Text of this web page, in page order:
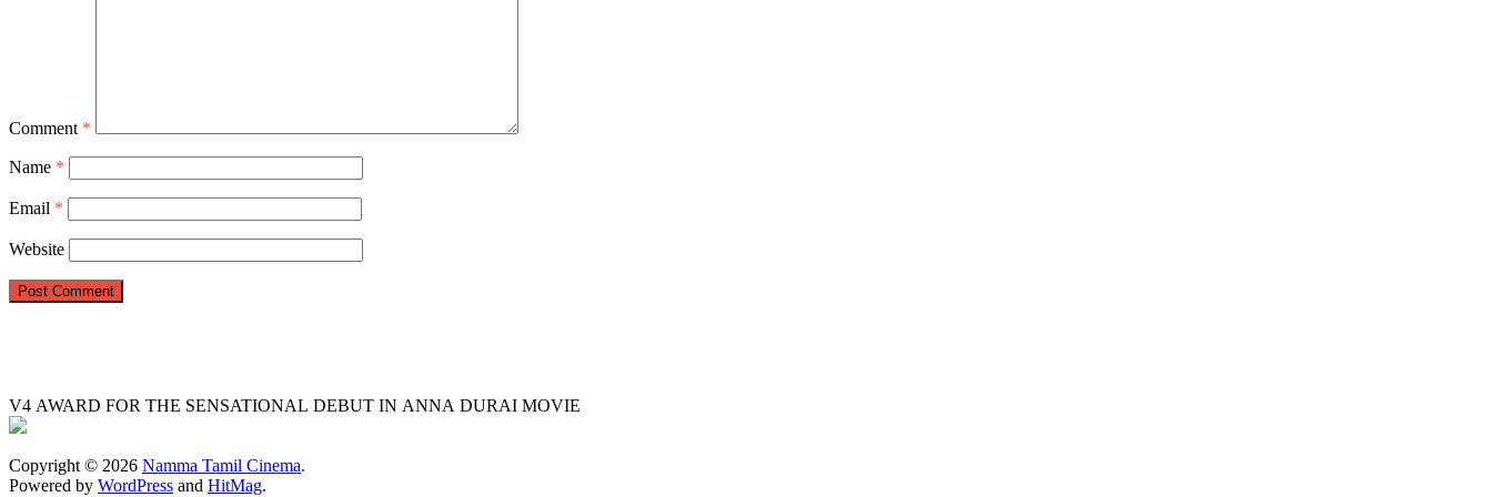
Comment *
Name *
Email *
Website
V4 AWARD FOR THE SENSATIONAL DEBUT IN ANNA DURAI MOVIE
Copyright © 2026 Namma Tamil Cinema.
Powered by WordPress and HitMag.